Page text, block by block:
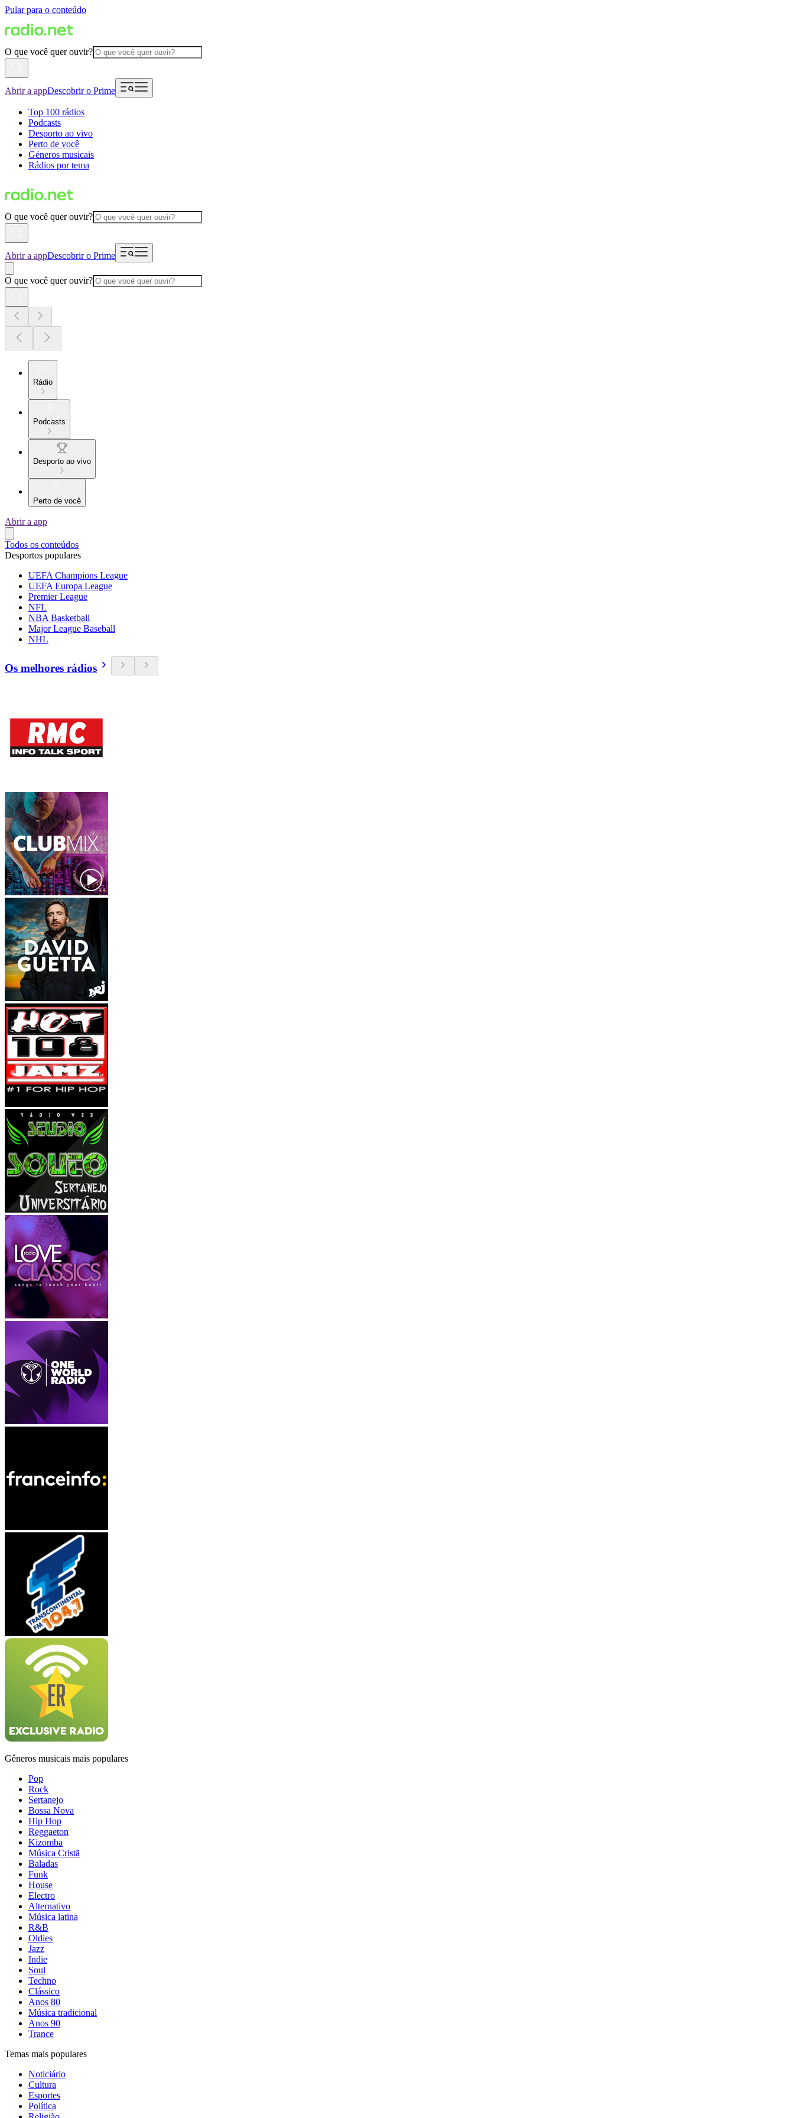
Pular para o conteúdo
O que você quer ouvir?
Abrir a appDescobrir o Prime
Top 100 rádios
Podcasts
Desporto ao vivo
Perto de você
Géneros musicais
Rádios por tema
O que você quer ouvir?
Abrir a appDescobrir o Prime
O que você quer ouvir?
Rádio
Podcasts
Desporto ao vivo
Perto de você
Abrir a app
Todos os conteúdos
Desportos populares
UEFA Champions League
UEFA Europa League
Premier League
NFL
NBA Basketball
Major League Baseball
NHL
Os melhores rádios
Gêneros musicais mais populares
Pop
Rock
Sertanejo
Bossa Nova
Hip Hop
Reggaeton
Kizomba
Música Cristã
Baladas
Funk
House
Electro
Alternativo
Música latina
R&B
Oldies
Jazz
Indie
Soul
Techno
Clássico
Anos 80
Música tradicional
Anos 90
Trance
Temas mais populares
Noticiário
Cultura
Esportes
Política